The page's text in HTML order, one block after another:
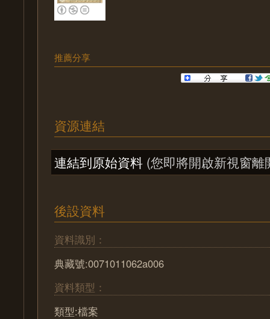
推薦分享
資源連結
連結到原始資料 (您即將開啟新視窗離
後設資料
資料識別：
典藏號:0071011062a006
資料類型：
類型:檔案